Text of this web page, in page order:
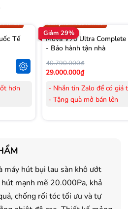
nhất
Tế
hơn
thành
Giảm 29%
Sản phẩm vừa ra mắt
Mova V70 Ultra
- Bảo hành tận nhà
40.790.000₫
29.000.000₫
- Nhắn tin Zalo để có giá
- Tặng quà mở bán lên
- Cam kết hàng mới
- Lắp đặt, HDSD tại nhà
Hà Nội, Hồ Chí Minh
- Vận chuyển Toàn Quốc.
máy hút bụi lau sàn khô ướt
mạnh mẽ 20.000Pa, khả
chống rối tóc tối ưu và tự